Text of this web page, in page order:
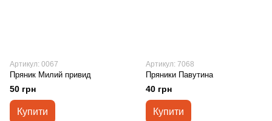
Артикул: 0067
Пряник Милий привид
50 грн
Купити
Артикул: 7068
Пряники Павутина
40 грн
Купити